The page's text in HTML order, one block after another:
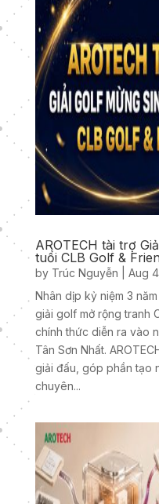
AROTECH tài trợ
tuổi CLB Golf &
by Trúc Nguyễn
Aug
Nhân dịp kỷ niệm 3
giải golf mở rộng tranh
chính thức diễn ra vào
Tân Sơn Nhất.
giải đấu, góp phần tạo
chuyên...